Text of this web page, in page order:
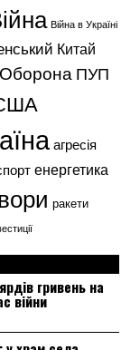
Війна в Україні
Китай
Оборона ПУП
агресія
енергетика
ракети
гривень на
війни